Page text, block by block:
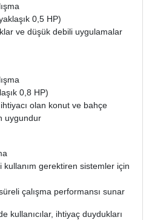
0,5 HP)
ve düşük debili uygulamalar
0,8 HP)
olan konut ve bahçe
uygundur
kullanım gerektiren sistemler için
çalışma performansı sunar
kullanıcılar, ihtiyaç duydukları